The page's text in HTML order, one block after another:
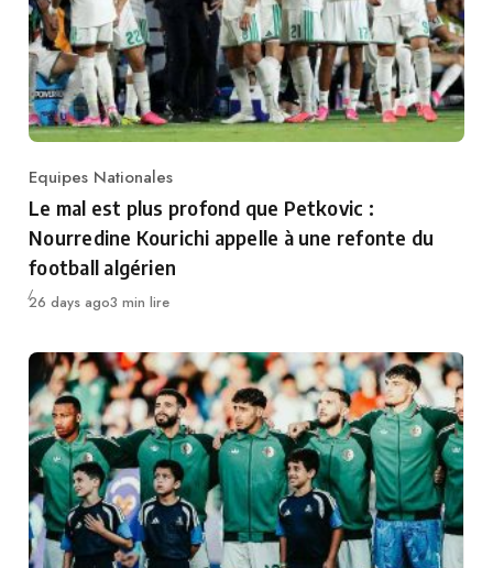
Category
Equipes Nationales
Le mal est plus profond que Petkovic :
Nourredine Kourichi appelle à une refonte du
football algérien
Publié
26 days ago3 min lire